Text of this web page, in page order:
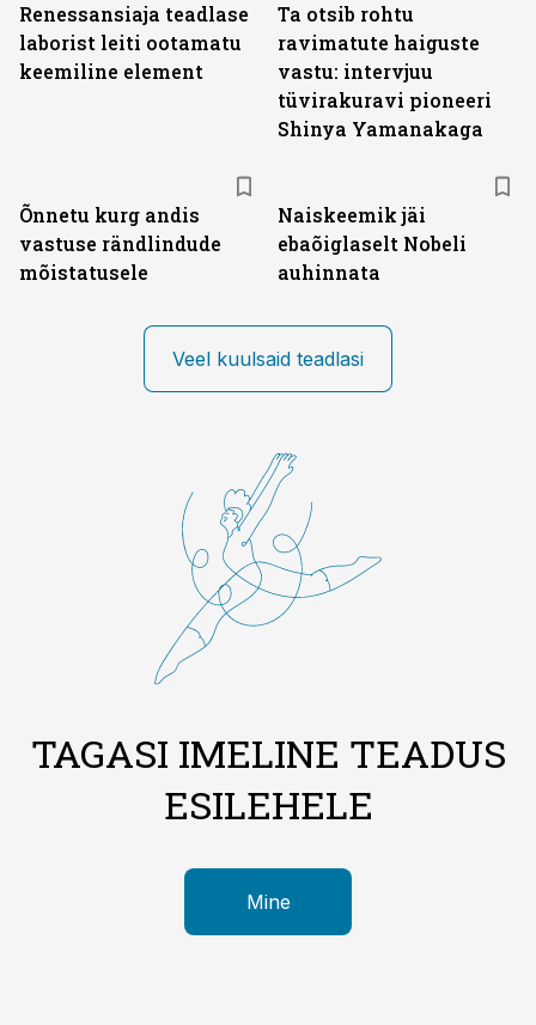
Renessansiaja teadlase
laborist leiti ootamatu
keemiline element
Ta otsib rohtu
ravimatute haiguste
vastu: intervjuu
tüvirakuravi pioneeri
Shinya Yamanakaga
Õnnetu kurg andis
vastuse rändlindude
mõistatusele
Naiskeemik jäi
ebaõiglaselt Nobeli
auhinnata
Veel kuulsaid teadlasi
TAGASI IMELINE TEADUS
ESILEHELE
Mine